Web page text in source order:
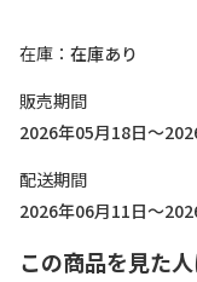
在庫
在庫あり
販売期間
2026年05月18日～
配送期間
2026年06月11日～
この商品を見た